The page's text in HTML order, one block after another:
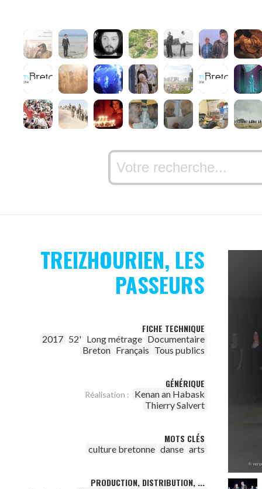
TREIZHOURIEN, LES
PASSEURS
FICHE TECHNIQUE
2017 52' Long métrage Documentaire
Breton Français Tous publics
GÉNÉRIQUE
Réalisation :
Kenan an Habask
Thierry Salvert
MOTS CLÉS
culture bretonne danse arts
PRODUCTION, DISTRIBUTION, ...